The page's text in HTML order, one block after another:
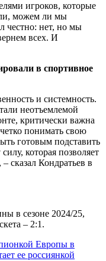
игроков, которые
можем ли мы
честно: нет, но мы
всех. И
в спортивное
и системность.
неотъемлемой
критически важна
понимать свою
готовым подставить
которая позволяет
сказал Кондратьев в
в сезоне 2024/25,
– 2:1.
Европы в
ее россиянкой